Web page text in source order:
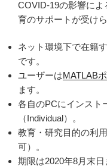
COVID-19の影響によ
育のサポートが受け
ネット環境下で在籍
です。
ユーザーはMATLAB
ます。
各自のPCにインスト
（Individual）。
教育・研究目的の利
可）。
期限は2020年8月末日